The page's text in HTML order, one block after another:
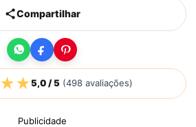
Compartilhar
★★5,0/ 5(498avaliações)
Publicidade